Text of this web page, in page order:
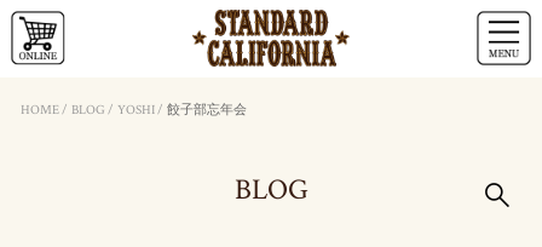
HOME/ BLOG / YOSHI/ 餃子部忘年会
BLOG